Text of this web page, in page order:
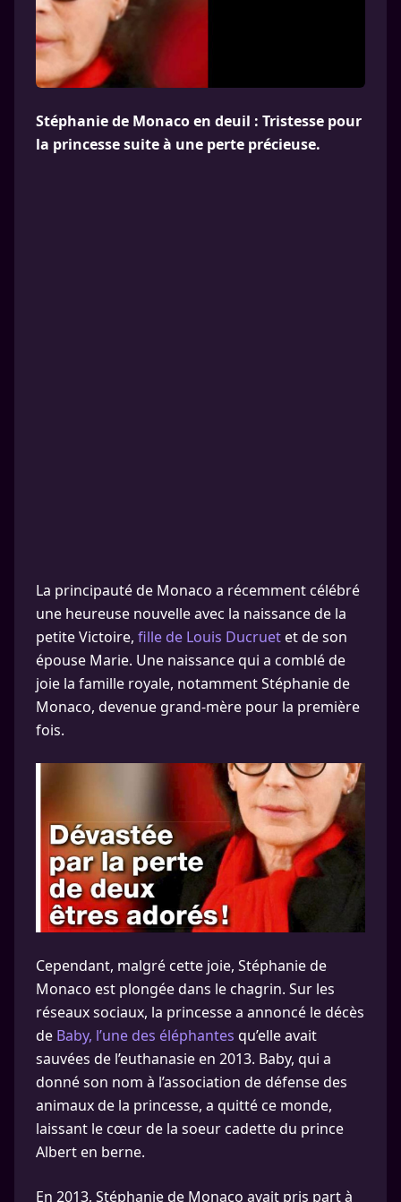
Stéphanie de Monaco en deuil : Tristesse pour
la princesse suite à une perte précieuse.
La principauté de Monaco a récemment célébré
une heureuse nouvelle avec la naissance de la
petite Victoire, fille de Louis Ducruet et de son
épouse Marie. Une naissance qui a comblé de
joie la famille royale, notamment Stéphanie de
Monaco, devenue grand-mère pour la première
fois.
Cependant, malgré cette joie, Stéphanie de
Monaco est plongée dans le chagrin. Sur les
réseaux sociaux, la princesse a annoncé le décès
de Baby, l’une des éléphantes qu’elle avait
sauvées de l’euthanasie en 2013. Baby, qui a
donné son nom à l’association de défense des
animaux de la princesse, a quitté ce monde,
laissant le cœur de la soeur cadette du prince
Albert en berne.
En 2013, Stéphanie de Monaco avait pris part à